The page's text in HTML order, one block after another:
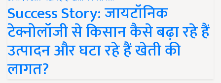
Success Story: जायटॉनिक
टेक्नोलॉजी से किसान कैसे बढ़ा रहे हैं
उत्पादन और घटा रहे हैं खेती की
लागत?